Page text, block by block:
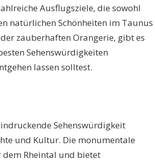
Ausflugsziele, die sowohl
natürlichen Schönheiten im Taunus
zauberhaften Orangerie, gibt es
Sehenswürdigkeiten
lassen solltest.
Sehenswürdigkeit
und Kultur. Die monumentale
Rheintal und bietet